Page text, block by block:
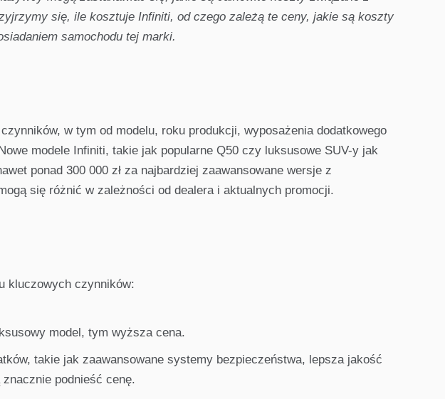
się, ile kosztuje Infiniti, od czego zależą te ceny, jakie są koszty
samochodu tej marki.
w tym od modelu, roku produkcji, wyposażenia dodatkowego
modele Infiniti, takie jak popularne Q50 czy luksusowe SUV-y jak
ponad 300 000 zł za najbardziej zaawansowane wersje z
się różnić w zależności od dealera i aktualnych promocji.
kluczowych czynników:
model, tym wyższa cena.
takie jak zaawansowane systemy bezpieczeństwa, lepsza jakość
podnieść cenę.